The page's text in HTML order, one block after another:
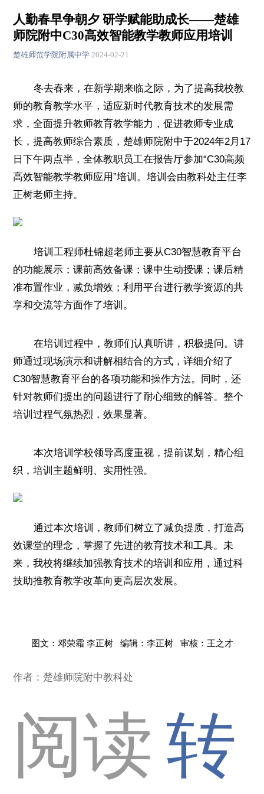
人勤春早争朝夕 研学赋能助成长——楚雄
师院附中C30高效智能教学教师应用培训
楚雄师范学院附属中学 2024-02-21
冬去春来，在新学期来临之际，为了提高我校教
师的教育教学水平，适应新时代教育技术的发展需
求，全面提升教师教育教学能力，促进教师专业成
长，提高教师综合素质，楚雄师院附中于2024年2月17
日下午两点半，全体教职员工在报告厅参加“C30高频
高效智能教学教师应用”培训。培训会由教科处主任李
正树老师主持。
培训工程师杜锦超老师主要从C30智慧教育平台
的功能展示；课前高效备课；课中生动授课；课后精
准布置作业，减负增效；利用平台进行教学资源的共
享和交流等方面作了培训。
在培训过程中，教师们认真听讲，积极提问。讲
师通过现场演示和讲解相结合的方式，详细介绍了
C30智慧教育平台的各项功能和操作方法。同时，还
针对教师们提出的问题进行了耐心细致的解答。整个
培训过程气氛热烈，效果显著。
本次培训学校领导高度重视，提前谋划，精心组
织，培训主题鲜明、实用性强。
通过本次培训，教师们树立了减负提质，打造高
效课堂的理念，掌握了先进的教育技术和工具。未
来，我校将继续加强教育技术的培训和应用，通过科
技助推教育教学改革向更高层次发展。
图文：邓荣霜 李正树 编辑：李正树 审核：王之才
作者：楚雄师院附中教科处
阅读 转